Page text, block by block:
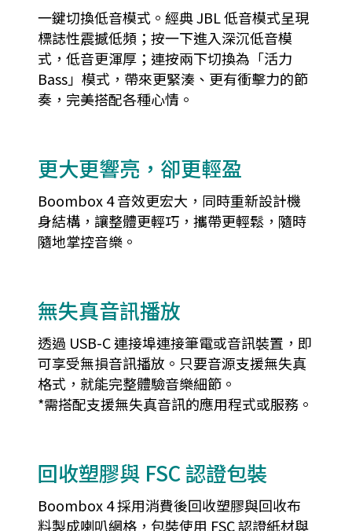
一鍵切換低音模式。經典 JBL 低音模式呈現
標誌性震撼低頻；按一下進入深沉低音模
式，低音更渾厚；連按兩下切換為「活力
Bass」模式，帶來更緊湊、更有衝擊力的節
奏，完美搭配各種心情。
更大更響亮，卻更輕盈
Boombox 4 音效更宏大，同時重新設計機
身結構，讓整體更輕巧，攜帶更輕鬆，隨時
隨地掌控音樂。
無失真音訊播放
透過 USB-C 連接埠連接筆電或音訊裝置，即
可享受無損音訊播放。只要音源支援無失真
格式，就能完整體驗音樂細節。
*需搭配支援無失真音訊的應用程式或服務。
回收塑膠與 FSC 認證包裝
Boombox 4 採用消費後回收塑膠與回收布
料製成喇叭網格，包裝使用 FSC 認證紙材與